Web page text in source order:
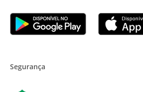
Segurança